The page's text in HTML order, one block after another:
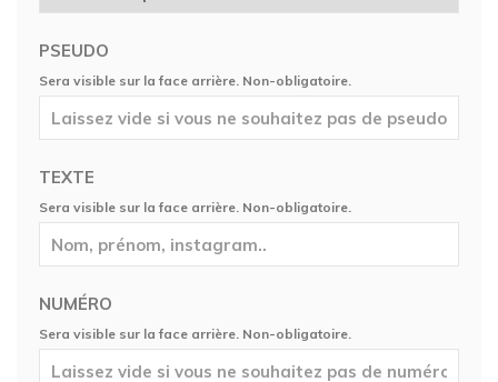
PSEUDO
Sera visible sur la face arrière. Non-obligatoire.
TEXTE
Sera visible sur la face arrière. Non-obligatoire.
NUMÉRO
Sera visible sur la face arrière. Non-obligatoire.